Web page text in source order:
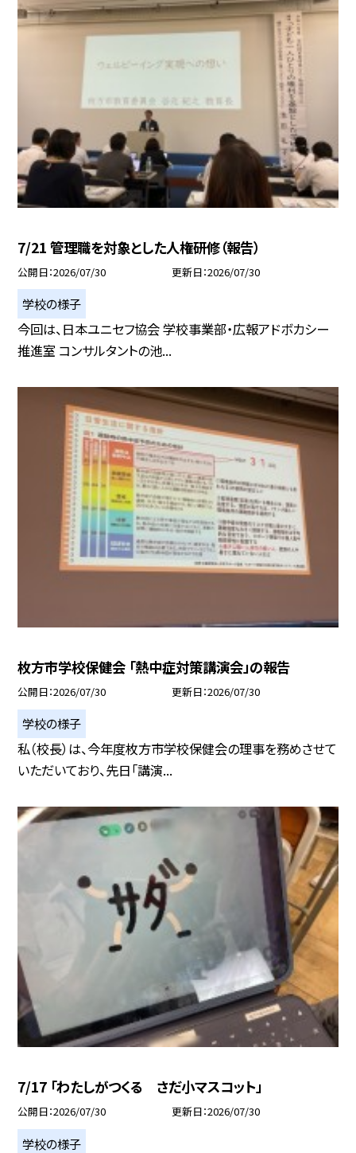
7/21 管理職を対象とした人権研修（報告）
公開日 2026/07/30 更新日 2026/07/30
学校の様子
今回は、日本ユニセフ協会 学校事業部・広報アドボカシー
推進室 コンサルタントの池...
枚方市学校保健会 「熱中症対策講演会」の報告
公開日 2026/07/30 更新日 2026/07/30
学校の様子
私（校長）は、今年度枚方市学校保健会の理事を務めさせて
いただいており、先日「講演...
7/17 「わたしがつくる さだ小マスコット」
公開日 2026/07/30 更新日 2026/07/30
学校の様子